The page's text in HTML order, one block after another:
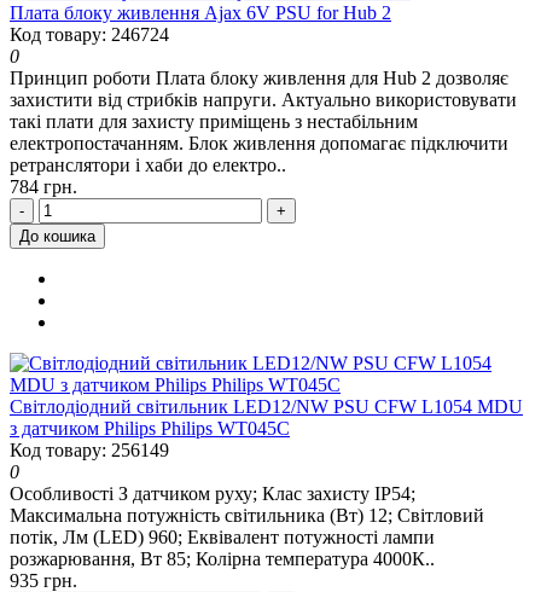
Плата блоку живлення Ajax 6V PSU for Hub 2
Код товару: 246724
0
Принцип роботи Плата блоку живлення для Hub 2 дозволяє
захистити від стрибків напруги. Актуально використовувати
такі плати для захисту приміщень з нестабільним
електропостачанням. Блок живлення допомагає підключити
ретранслятори і хаби до електро..
784 грн.
-
+
До кошика
Світлодіодний світильник LED12/NW PSU CFW L1054 MDU
з датчиком Philips Philips WT045C
Код товару: 256149
0
Особливості З датчиком руху; Клас захисту IP54;
Максимальна потужність світильника (Вт) 12; Світловий
потік, Лм (LED) 960; Еквівалент потужності лампи
розжарювання, Вт 85; Колірна температура 4000К..
935 грн.